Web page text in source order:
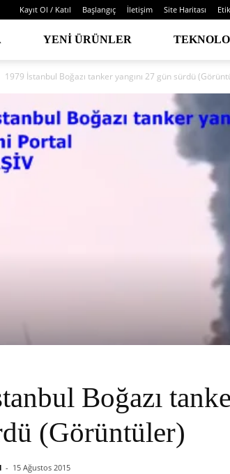
Kayıt Ol / Katıl Başlangıç İletişim Site Haritası
YENI ÜRÜNLER
1979 İstanbul Boğazı tanker yangını 27 gün sürdü
Boğazı
(Görüntüler)
- 15 Ağustos 2015